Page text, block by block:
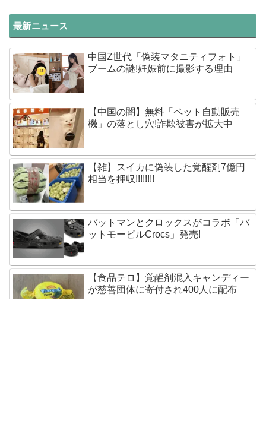
最新ニュース
中国Z世代「偽装マタニティフォト」
ブームの謎!妊娠前に撮影する理由
【中国の闇】無料「ペット自動販売
機」の落とし穴!詐欺被害が拡大中
【雑】スイカに偽装した覚醒剤7億円
相当を押収!!!!!!!!
バットマンとクロックスがコラボ「バ
ットモービルCrocs」発売!
【食品テロ】覚醒剤混入キャンディー
が慈善団体に寄付され400人に配布